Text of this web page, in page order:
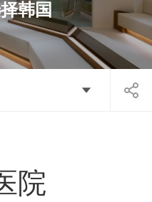
韩国
院